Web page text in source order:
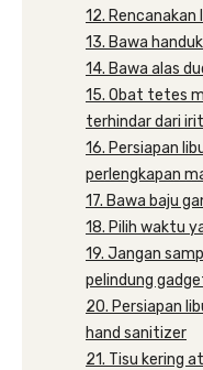
12.
13. Bawa
14. Bawa alas
15. Obat tetes
terhindar dari
16. Persiapan
perlengkapan
17. Bawa baju
18. Pilih waktu
19. Jangan
pelindung
20. Persiapan
hand sanitizer
21. Tisu kering